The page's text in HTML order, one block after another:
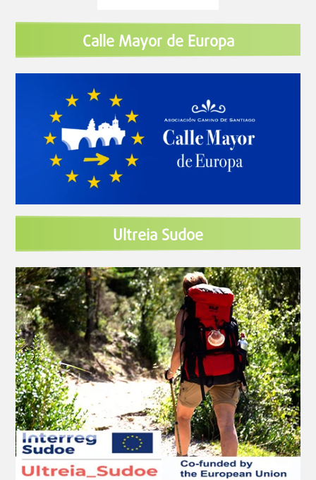
Calle Mayor de Europa
Ultreia Sudoe